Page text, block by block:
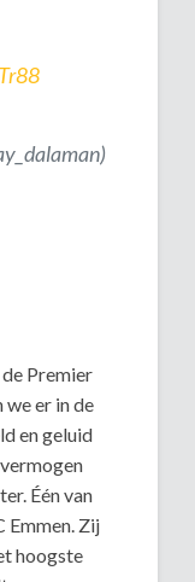
Premier
we er in de
en geluid
Één van
Emmen. Zij
hoogste